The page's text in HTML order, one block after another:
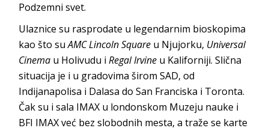
Podzemni svet.
Ulaznice su rasprodate u legendarnim bioskopima
kao što suAMC Lincoln Square u Njujorku, Universal
Cinema u Holivudu iRegal Irvine u Kaliforniji. Slična
situacija je i u gradovima širom SAD, od
Indijanapolisa i Dalasa do San Franciska i Toronta.
Čak su i sala IMAX u londonskom Muzeju nauke i
BFI IMAX već bez slobodnih mesta, a traže se karte